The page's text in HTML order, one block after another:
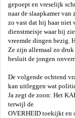
gepoept en vreselijk
naar de slaapkamer
zo vast dat hij haar niet
dienstmeisje waar hij
vreemde dingen bezig.
Ze zijn allemaal zo
besluit de jongen
De volgende ochtend
kan uitleggen wat
Ja zegt de zoon: Het
terwijl de
OVERHEID toekijkt en